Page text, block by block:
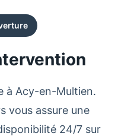
à Acy-en-Multien.
vous assure une
24/7 sur